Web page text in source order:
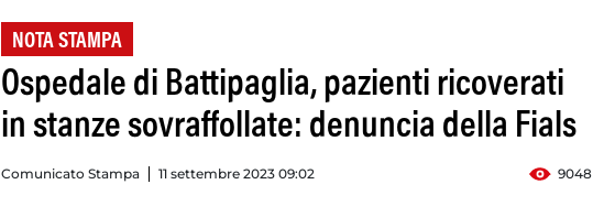
NOTA STAMPA
Ospedale di Battipaglia, pazienti ricoverati
in stanze sovraffollate: denuncia della Fials
Comunicato Stampa 11 settembre 2023 09:02 9048